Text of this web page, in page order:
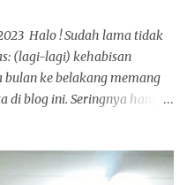
Halo ! Sudah lama tidak
(lagi-lagi) kehabisan
bulan ke belakang memang
di blog ini. Seringnya hanya
kepayahan. Ya, begitulah